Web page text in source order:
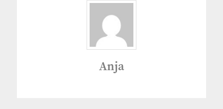
Anja